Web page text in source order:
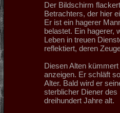
Der Bildschirm
Betrachters, der hier
Er ist ein hagerer
belastet. Ein hagerer,
Leben in treuen
reflektiert, deren
Diesen Alten
anzeigen. Er schläft
Alter. Bald wird er
sterblicher Diener
dreihundert Jahre alt.